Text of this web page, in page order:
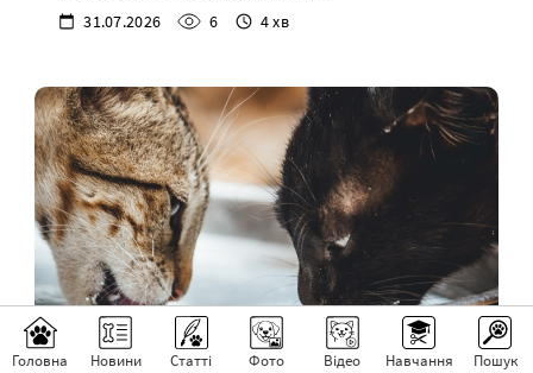
Головна Новини Статті Фото Відео Навчання Пошук
31.07.2026 6 4 хв